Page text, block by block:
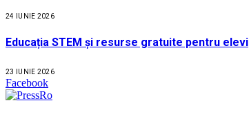
24 IUNIE 2026
Educația STEM și resurse gratuite pentru elevi
23 IUNIE 2026
Facebook